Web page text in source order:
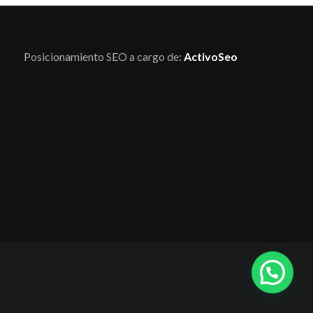
Posicionamiento SEO a cargo de: ActivoSeo